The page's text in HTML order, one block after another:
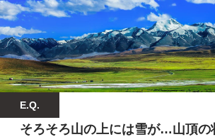
E.Q.
そろそろ山の上には雪が…山頂の